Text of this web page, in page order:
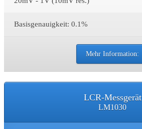
Basisgenauigkeit: 0.1%
Mehr Information:
LCR-Messgerät
LM1030